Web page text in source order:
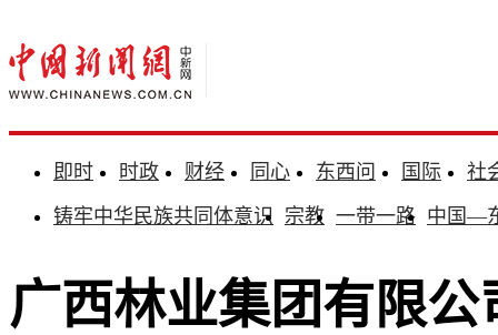
即时 时政 财经 同心 东西问 国际
社
铸牢中华民族共同体意识 宗教 一带一路 中国—
广西林业集团有限